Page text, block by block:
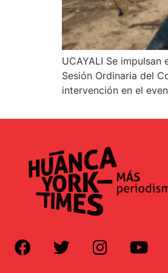
UCAYALI Se
Sesión Ordinaria del
intervención en el